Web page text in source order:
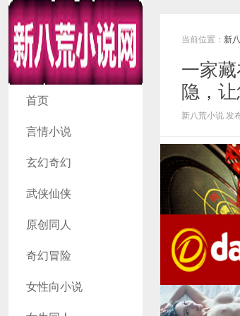
新八荒小说网
首页
言情小说
玄幻奇幻
武侠仙侠
原创同人
奇幻冒险
女性向小说
当前位置： 新
一家
隐，
新八荒小说 发